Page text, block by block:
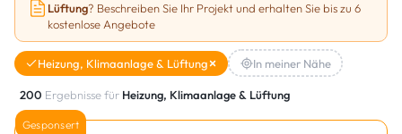
Referenzen
Förderungen & Zuschüsse
Stellenbörse
Lüftung? Beschreiben Sie Ihr Projekt und erhalten Sie bis zu 6
kostenlose Angebote
Heizung, Klimaanlage & Lüftung In meiner Nähe
200 Ergebnisse für Heizung, Klimaanlage & Lüftung
Gesponsert